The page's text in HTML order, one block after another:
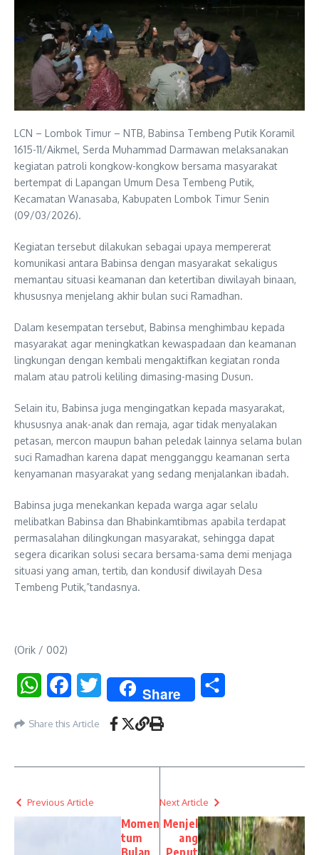
LCN – Lombok Timur – NTB, Babinsa Tembeng Putik Koramil
1615-11/Aikmel, Serda Muhammad Darmawan melaksanakan
kegiatan patroli kongkow-kongkow bersama masyarakat
bertempat di Lapangan Umum Desa Tembeng Putik,
Kecamatan Wanasaba, Kabupaten Lombok Timur Senin
(09/03/2026).
Kegiatan tersebut dilakukan sebagai upaya mempererat
komunikasi antara Babinsa dengan masyarakat sekaligus
memantau situasi keamanan dan ketertiban diwilayah binaan,
khususnya menjelang akhir bulan suci Ramadhan.
Dalam kesempatan tersebut, Babinsa menghimbau kepada
masyarakat agar meningkatkan kewaspadaan dan keamanan
lingkungan dengan kembali mengaktifkan kegiatan ronda
malam atau patroli keliling dimasing-masing Dusun.
Selain itu, Babinsa juga mengingatkan kepada masyarakat,
khususnya anak-anak dan remaja, agar tidak menyalakan
petasan, mercon maupun bahan peledak lainnya selama bulan
suci Ramadhan karena dapat mengganggu keamanan serta
kenyamanan masyarakat yang sedang menjalankan ibadah.
Babinsa juga menekankan kepada warga agar selalu
melibatkan Babinsa dan Bhabinkamtibmas apabila terdapat
permasalahan dilingkungan masyarakat, sehingga dapat
segera dicarikan solusi secara bersama-sama demi menjaga
situasi yang aman, tertib, dan kondusif diwilayah Desa
Tembeng Putik,”tandasnya.
(Orik / 002)
WhatsAppFacebookTwitter Share
Share this Article
Previous Article
Momen
tum
Next Article
Menjel
ang